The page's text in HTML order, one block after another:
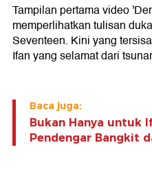
Tampilan pertama video
memperlihatkan tulisan
Seventeen. Kini yang
Ifan yang selamat dari
Baca juga:
Bukan Hanya untuk
Pendengar Bangkit